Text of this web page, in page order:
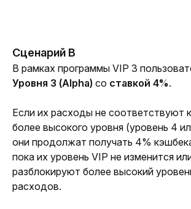
Сценарий B
Уровня 3 (Alpha) со ставкой 4%.
Если их расходы не соответствуют
более высокого уровня (уровень 4
они продолжат получать 4%
пока их уровень VIP не изменится
разблокируют более высокий
расходов.